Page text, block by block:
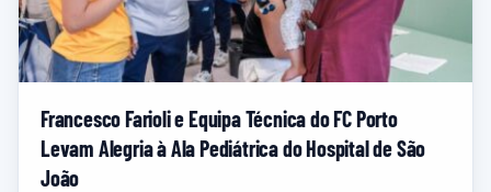
Francesco Farioli e Equipa Técnica do FC Porto
Levam Alegria à Ala Pediátrica do Hospital de São
João